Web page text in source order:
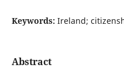
Keywords: Ireland;
Abstract